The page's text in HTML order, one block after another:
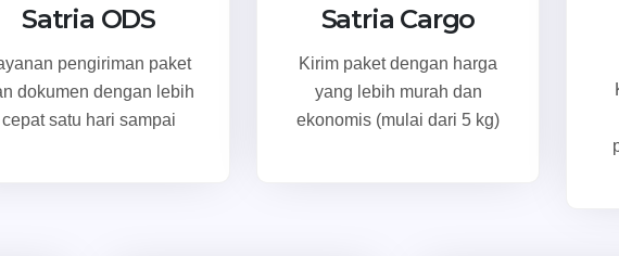
Satria ODS
pengiriman paket
dokumen dengan lebih
cepat satu hari sampai
Satria Cargo
Kirim paket dengan harga
yang lebih murah dan
ekonomis (mulai dari 5 kg)